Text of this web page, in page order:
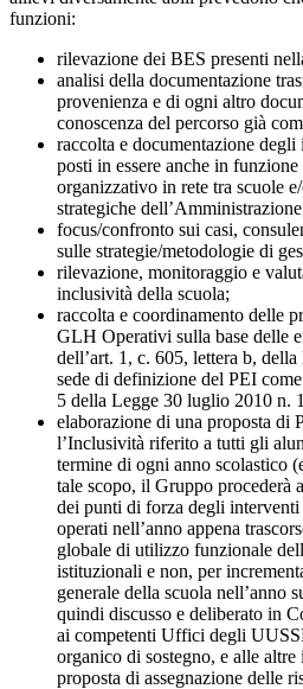
funzioni:
rilevazione dei BES presenti
analisi della documentazione
provenienza e di ogni altro
conoscenza del percorso già
raccolta e documentazione
posti in essere anche in
organizzativo in rete tra scuole
strategiche
focus/confronto sui casi,
sulle strategie/metodologie di
rilevazione, monitoraggio e
inclusività della scuola;
raccolta e coordinamento delle
GLH Operativi sulla base delle
dell’art. 1, c. 605, lettera b,
sede di definizione del PEI
5 della Legge 30 luglio 2010 n.
elaborazione di una proposta di
l’Inclusività riferito a tutti gli
termine di ogni anno scolastico
tale scopo, il Gruppo procederà
dei punti di forza degli
operati nell’anno appena
globale di utilizzo funzionale
istituzionali e non, per
generale della scuola nell’anno
quindi discusso e deliberato in
ai competenti Uffici degli
organico di sostegno, e alle
proposta di assegnazione delle